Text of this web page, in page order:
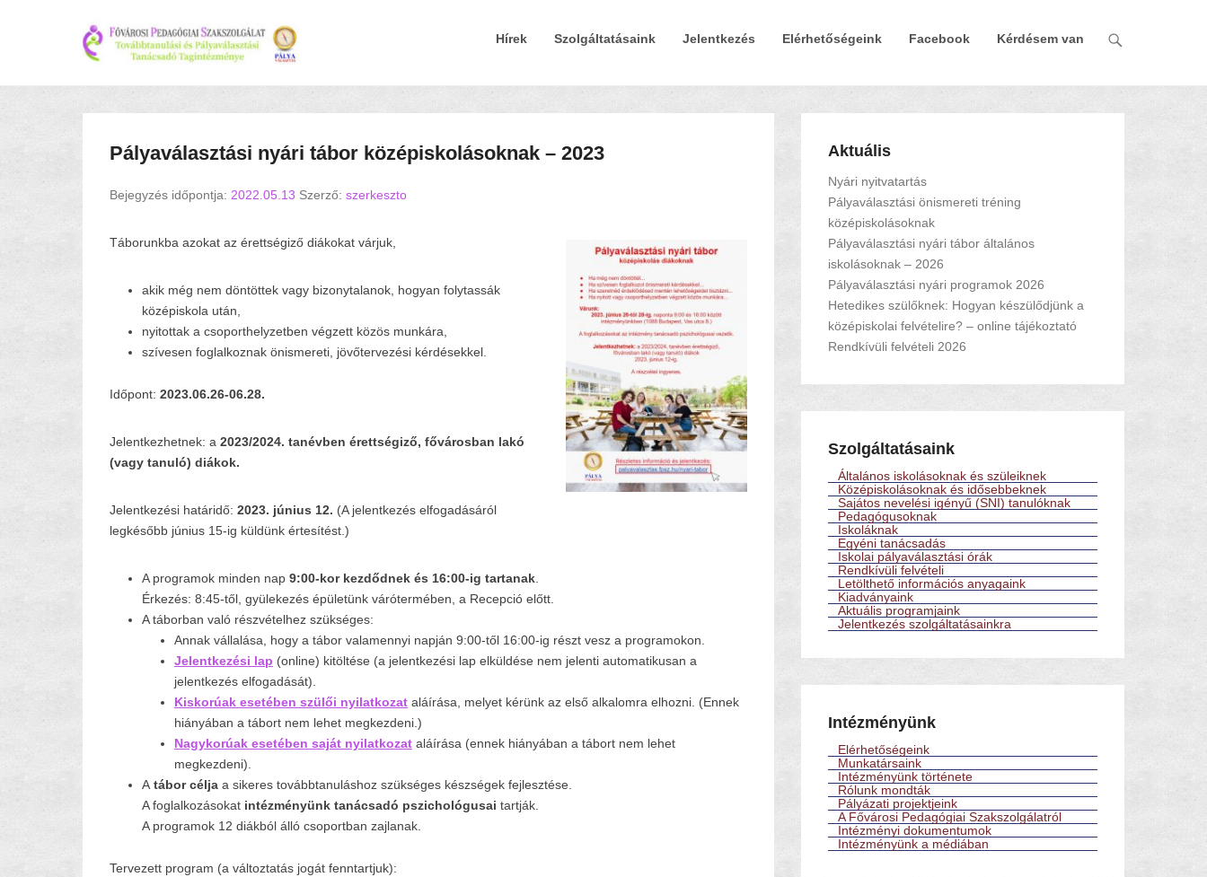
Elsődleges Menü
Tovább a tartalomra
Hírek Szolgáltatásaink Jelentkezés Elérhetőségeink Facebook Kérdésem van
Pályaválasztási nyári tábor középiskolásoknak – 2023
Bejegyzés időpontja: 2022.05.13 Szerző: szerkeszto
Táborunkba azokat az érettségiző diákokat várjuk,
akik még nem döntöttek vagy bizonytalanok, hogyan folytassák
középiskola után,
nyitottak a csoporthelyzetben végzett közös munkára,
szívesen foglalkoznak önismereti, jövőtervezési kérdésekkel.
Időpont: 2023.06.26-06.28.
Jelentkezhetnek: a 2023/2024. tanévben érettségiző, fővárosban lakó
(vagy tanuló) diákok.
Jelentkezési határidő: 2023. június 12. (A jelentkezés elfogadásáról
legkésőbb június 15-ig küldünk értesítést.)
A programok minden nap 9:00-kor kezdődnek és 16:00-ig tartanak
Érkezés: 8:45-től, gyülekezés épületünk várótermében, a Recepció előtt.
A táborban való részvételhez szükséges:
Annak vállalása, hogy a tábor valamennyi napján 9:00-től 16:00-ig részt vesz a programokon.
Jelentkezési lap (online) kitöltése (a jelentkezési lap elküldése nem jelenti automatikusan a
jelentkezés elfogadását).
Kiskorúak esetében szülői nyilatkozat aláírása, melyet kérünk az első alkalomra elhozni. (Ennek
hiányában a tábort nem lehet megkezdeni.)
Nagykorúak esetében saját nyilatkozat aláírása (ennek hiányában a tábort nem lehet
megkezdeni).
A tábor célja a sikeres továbbtanuláshoz szükséges készségek fejlesztése.
A foglalkozásokat intézményünk tanácsadó pszichológusai tartják.
A programok 12 diákból álló csoportban zajlanak.
Tervezett program (a változtatás jogát fenntartjuk):
Aktuális
Nyári nyitvatartás
Pályaválasztási önismereti tréning
középiskolásoknak
Pályaválasztási nyári tábor általános
iskolásoknak – 2026
Pályaválasztási nyári programok 2026
Hetedikes szülőknek: Hogyan készülődjünk a
középiskolai felvételire? – online tájékoztató
Rendkívüli felvételi 2026
Szolgáltatásaink
Általános iskolásoknak és szüleiknek
Középiskolásoknak és idősebbeknek
Sajátos nevelési igényű (SNI) tanulóknak
Pedagógusoknak
Iskoláknak
Egyéni tanácsadás
Iskolai pályaválasztási órák
Rendkívüli felvételi
Letölthető információs anyagaink
Kiadványaink
Aktuális programjaink
Jelentkezés szolgáltatásainkra
Intézményünk
Elérhetőségeink
Munkatársaink
Intézményünk története
Rólunk mondták
Pályázati projektjeink
A Fővárosi Pedagógiai Szakszolgálatról
Intézményi dokumentumok
Intézményünk a médiában